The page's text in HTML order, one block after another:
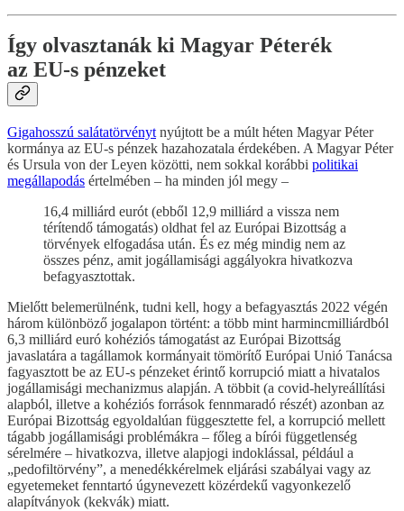
Így olvasztanák ki Magyar Péterék
az EU-s pénzeket
Gigahosszú salátatörvényt nyújtott be a múlt héten Magyar Péter
kormánya az EU-s pénzek hazahozatala érdekében. A Magyar Péter
és Ursula von der Leyen közötti, nem sokkal korábbi politikai
megállapodás értelmében – ha minden jól megy –
16,4 milliárd eurót (ebből 12,9 milliárd a vissza nem
térítendő támogatás) oldhat fel az Európai Bizottság a
törvények elfogadása után. És ez még mindig nem az
összes pénz, amit jogállamisági aggályokra hivatkozva
befagyasztottak.
Mielőtt belemerülnénk, tudni kell, hogy a befagyasztás 2022 végén
három különböző jogalapon történt: a több mint harmincmilliárdból
6,3 milliárd euró kohéziós támogatást az Európai Bizottság
javaslatára a tagállamok kormányait tömörítő Európai Unió Tanácsa
fagyasztott be az EU-s pénzeket érintő korrupció miatt a hivatalos
jogállamisági mechanizmus alapján. A többit (a covid-helyreállítási
alapból, illetve a kohéziós források fennmaradó részét) azonban az
Európai Bizottság egyoldalúan függesztette fel, a korrupció mellett
tágabb jogállamisági problémákra – főleg a bírói függetlenség
sérelmére – hivatkozva, illetve alapjogi indoklással, például a
„pedofiltörvény”, a menedékkérelmek eljárási szabályai vagy az
egyetemeket fenntartó úgynevezett közérdekű vagyonkezelő
alapítványok (kekvák) miatt.